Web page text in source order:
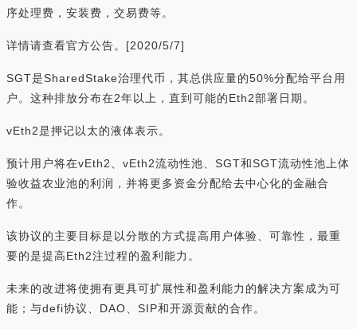
序处理费，安装费，交易费等。
详情请查看官方公告。[2020/5/7]
SGT是SharedStake治理代币，其总供应量的50%分配给平台用
户。这种排放分布在2年以上，直到可能的Eth2部署日期。
vEth2是押记以太的液体表示。
预计用户将在vEth2、vEth2流动性池、SGT和SGT流动性池上体
验收益农业池的利润，并将更多资金分配给去中心化的金融合
作。
该协议的主要目标是以分散的方式提高用户体验、可靠性，最重
要的是提高Eth2注过程的盈利能力。
未来的改进将使拥有更具可扩展性和盈利能力的解决方案成为可
能；与defi协议、DAO、SIP和开源贡献的合作。